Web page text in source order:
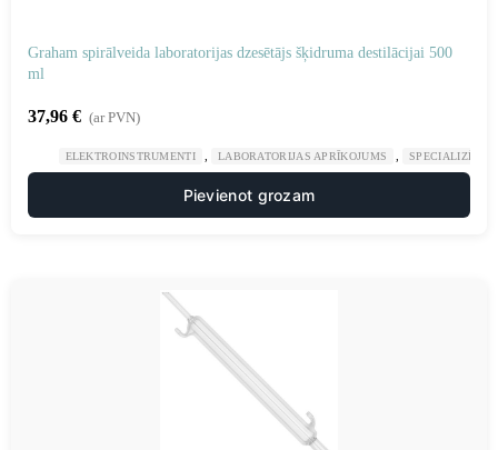
Graham spirālveida laboratorijas dzesētājs šķidruma destilācijai 500
ml
37,96 € (ar PVN)
ELEKTROINSTRUMENTI LABORATORIJAS APRĪKOJUMS
Pievienot grozam